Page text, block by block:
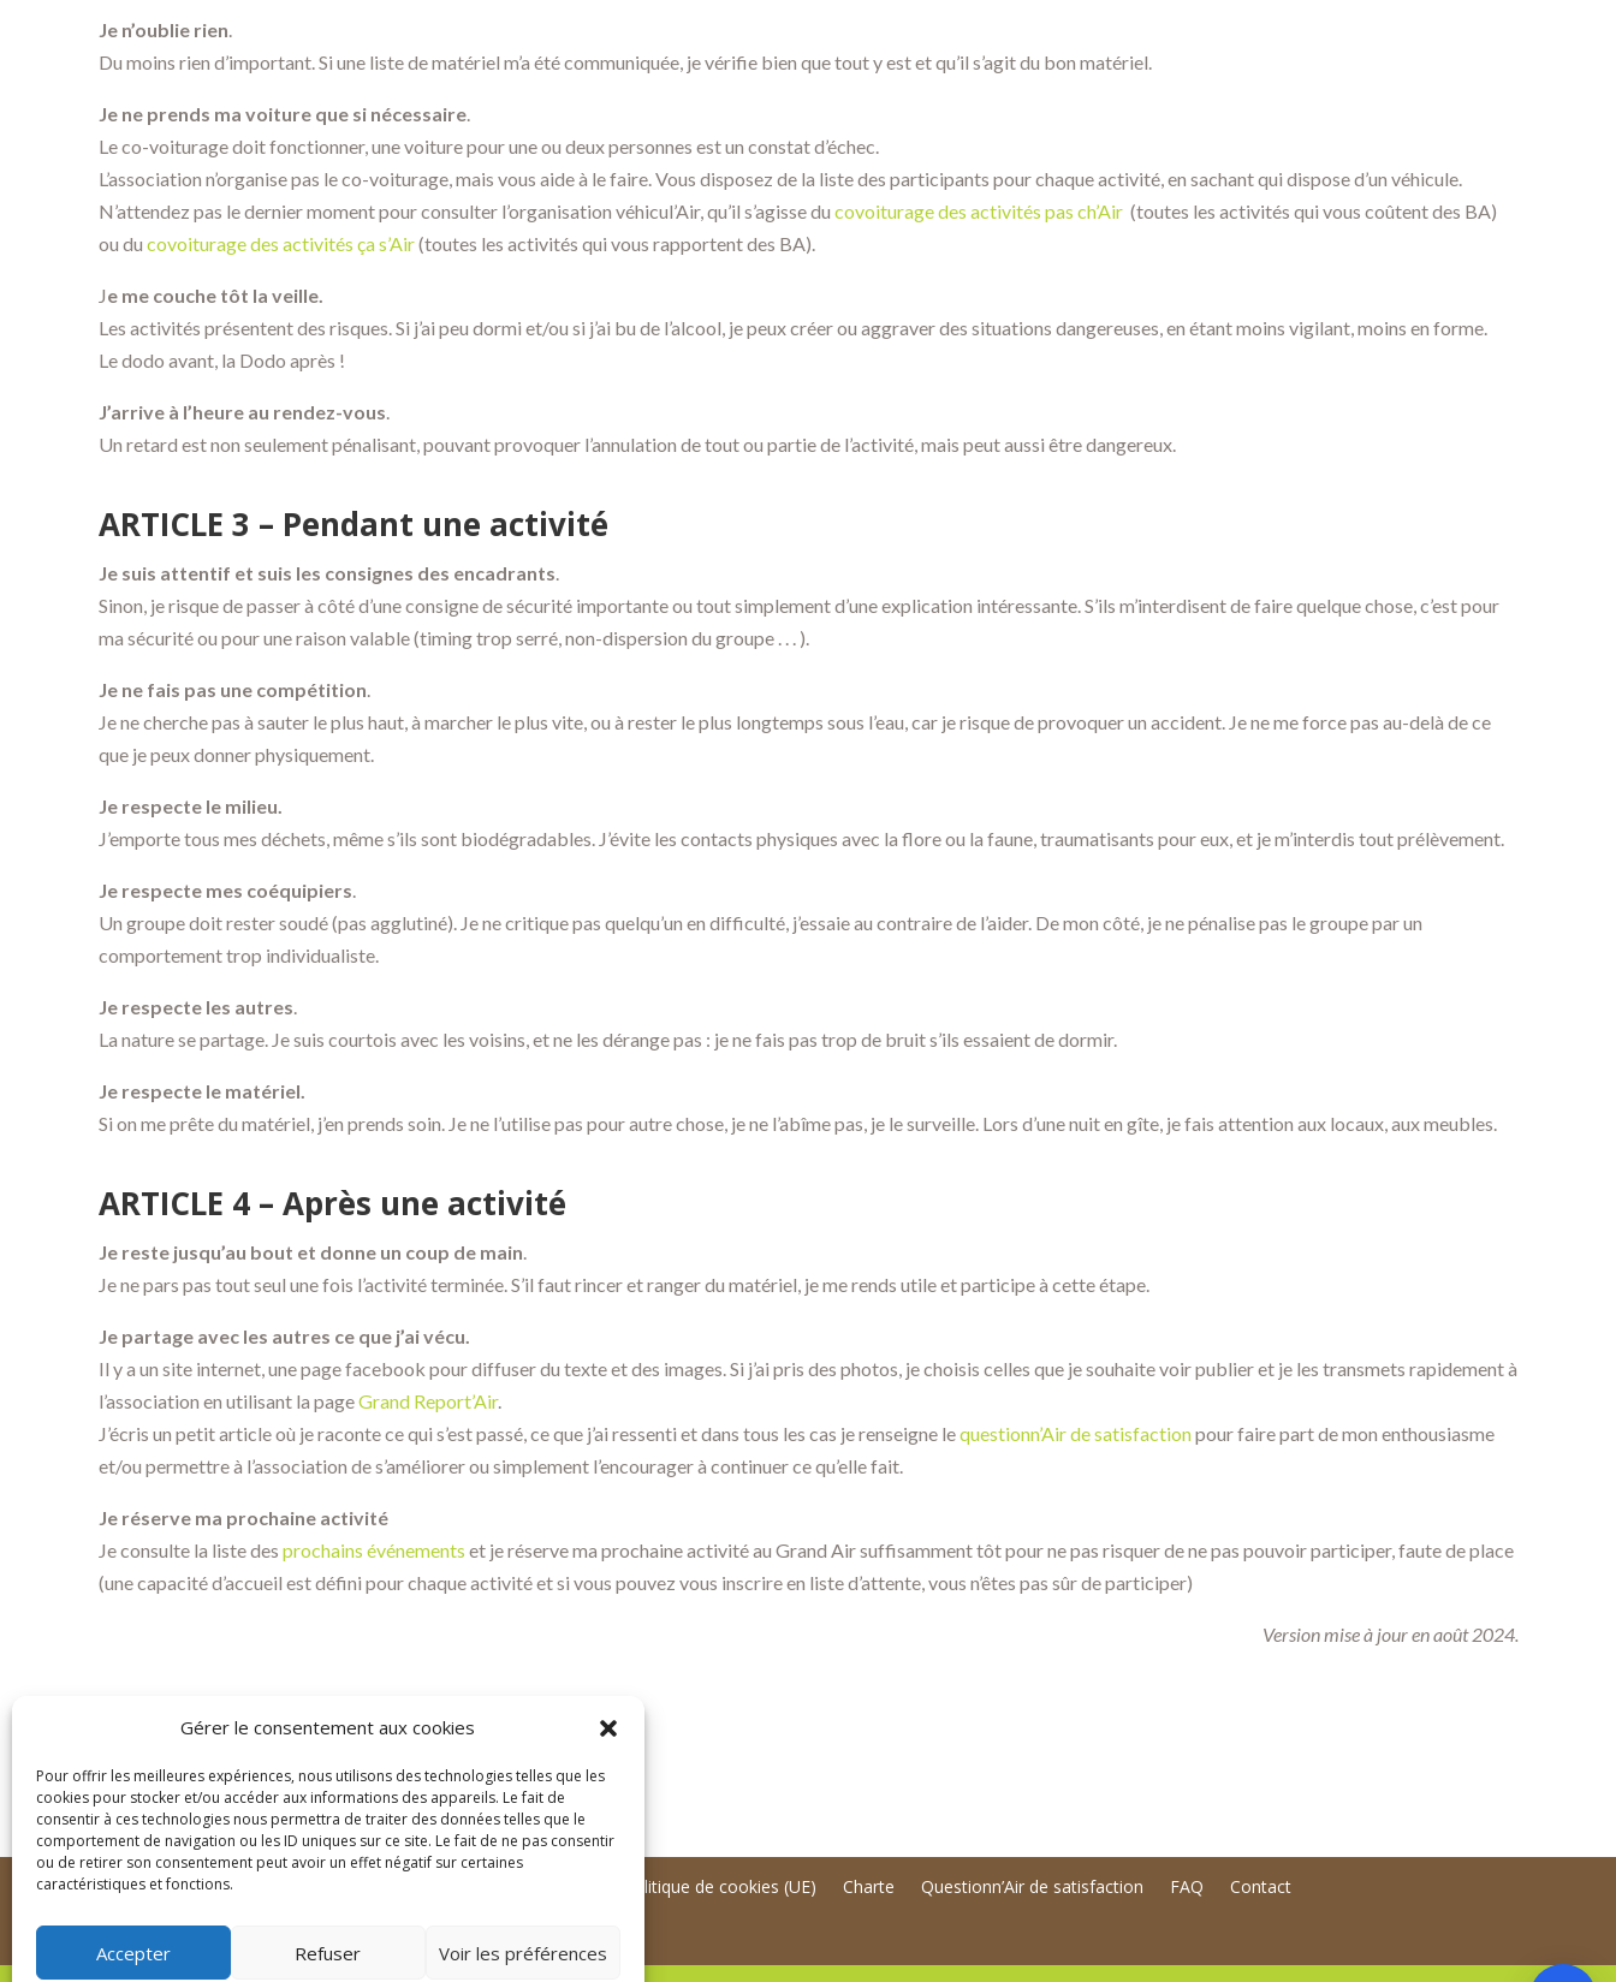
Gérer le consentement aux cookies
Pour offrir les meilleures expériences, nous utilisons des technologies telles que les
cookies pour stocker et/ou accéder aux informations des appareils. Le fait de
consentir à ces technologies nous permettra de traiter des données telles que le
comportement de navigation ou les ID uniques sur ce site. Le fait de ne pas consentir
ou de retirer son consentement peut avoir un effet négatif sur certaines
caractéristiques et fonctions.
Accepter Refuser Voir les préférences
Je n’oublie rien.
Du moins rien d’important. Si une liste de matériel m’a été communiquée, je vérifie bien que tout y est et qu’il s’agit du bon matériel.
Je ne prends ma voiture que si nécessaire.
Le co-voiturage doit fonctionner, une voiture pour une ou deux personnes est un constat d’échec.
L’association n’organise pas le co-voiturage, mais vous aide à le faire. Vous disposez de la liste des participants pour chaque activité, en sachant qui dispose d’un véhicule.
N’attendez pas le dernier moment pour consulter l’organisation véhicul’Air, qu’il s’agisse du covoiturage des activités pas ch’Air(toutes les activités qui vous coûtent des BA)
ou du covoiturage des activités ça s’Air(toutes les activités qui vous rapportent des BA).
Je me couche tôt la veille.
Les activités présentent des risques. Si j’ai peu dormi et/ou si j’ai bu de l’alcool, je peux créer ou aggraver des situations dangereuses, en étant moins vigilant, moins en forme.
Le dodo avant, la Dodo après !
J’arrive à l’heure au rendez-vous.
Un retard est non seulement pénalisant, pouvant provoquer l’annulation de tout ou partie de l’activité, mais peut aussi être dangereux.
ARTICLE 3 – Pendant une activité
Je suis attentif et suis les consignes des encadrants.
Sinon, je risque de passer à côté d’une consigne de sécurité importante ou tout simplement d’une explication intéressante. S’ils m’interdisent de faire quelque chose, c’est pour
ma sécurité ou pour une raison valable (timing trop serré, non-dispersion du groupe . . . ).
Je ne fais pas une compétition.
Je ne cherche pas à sauter le plus haut, à marcher le plus vite, ou à rester le plus longtemps sous l’eau, car je risque de provoquer un accident. Je ne me force pas au-delà de ce
que je peux donner physiquement.
Je respecte le milieu.
J’emporte tous mes déchets, même s’ils sont biodégradables. J’évite les contacts physiques avec la flore ou la faune, traumatisants pour eux, et je m’interdis tout prélèvement.
Je respecte mes coéquipiers.
Un groupe doit rester soudé (pas agglutiné). Je ne critique pas quelqu’un en difficulté, j’essaie au contraire de l’aider. De mon côté, je ne pénalise pas le groupe par un
comportement trop individualiste.
Je respecte les autres.
La nature se partage. Je suis courtois avec les voisins, et ne les dérange pas : je ne fais pas trop de bruit s’ils essaient de dormir.
Je respecte le matériel.
Si on me prête du matériel, j’en prends soin. Je ne l’utilise pas pour autre chose, je ne l’abîme pas, je le surveille. Lors d’une nuit en gîte, je fais attention aux locaux, aux meubles.
ARTICLE 4 – Après une activité
Je reste jusqu’au bout et donne un coup de main
Je ne pars pas tout seul une fois l’activité terminée. S’il faut rincer et ranger du matériel, je me rends utile et participe à cette étape.
Je partage avec les autres ce que j’ai vécu.
Il y a un site internet, une page facebook pour diffuser du texte et des images. Si j’ai pris des photos, je choisis celles que je souhaite voir publier et je les transmets rapidement à
l’association en utilisant la pageGrand Report’Air.
J’écris un petit article où je raconte ce qui s’est passé, ce que j’ai ressenti et dans tous les cas je renseigne lequestionn’Air de satisfactionpour faire part de mon enthousiasme
et/ou permettre à l’association de s’améliorer ou simplement l’encourager à continuer ce qu’elle fait.
Je réserve ma prochaine activité
Je consulte la liste des prochains événements et je réserve ma prochaine activité au Grand Air suffisamment tôt pour ne pas risquer de ne pas pouvoir participer, faute de place
(une capacité d’accueil est défini pour chaque activité et si vous pouvez vous inscrire en liste d’attente, vous n’êtes pas sûr de participer)
Version mise à jour en août 2024.
Politique de cookies (UE) Charte Questionn’Air de satisfaction FAQ Contact